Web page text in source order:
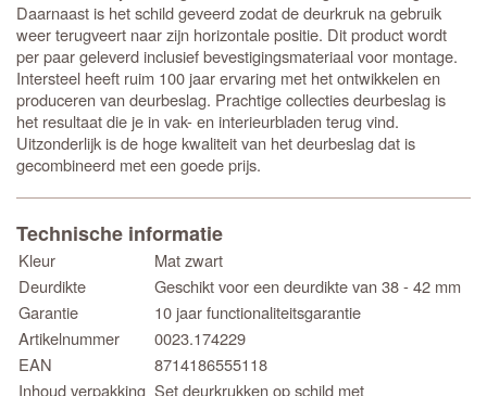
Daarnaast is het schild geveerd zodat de deurkruk na gebruik
weer terugveert naar zijn horizontale positie. Dit product wordt
per paar geleverd inclusief bevestigingsmateriaal voor montage.
Intersteel heeft ruim 100 jaar ervaring met het ontwikkelen en
produceren van deurbeslag. Prachtige collecties deurbeslag is
het resultaat die je in vak- en interieurbladen terug vind.
Uitzonderlijk is de hoge kwaliteit van het deurbeslag dat is
gecombineerd met een goede prijs.
Technische informatie
Kleur
Mat zwart
Deurdikte
Geschikt voor een deurdikte van 38 - 42 mm
Garantie
10 jaar functionaliteitsgarantie
Artikelnummer
0023.174229
EAN
8714186555118
Inhoud verpakking Set deurkrukken op schild met